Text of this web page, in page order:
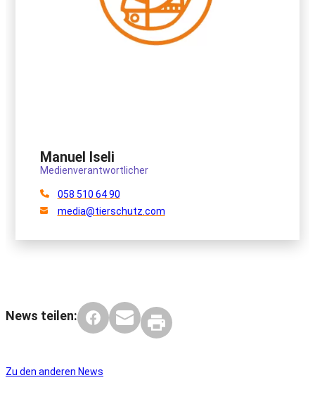
Manuel Iseli
Medienverantwortlicher
058 510 64 90
media@tierschutz.com
News teilen:
Zu den anderen News